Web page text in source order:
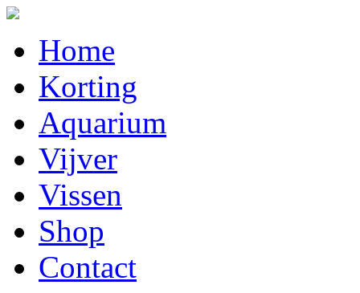
Home
Korting
Aquarium
Vijver
Vissen
Shop
Contact